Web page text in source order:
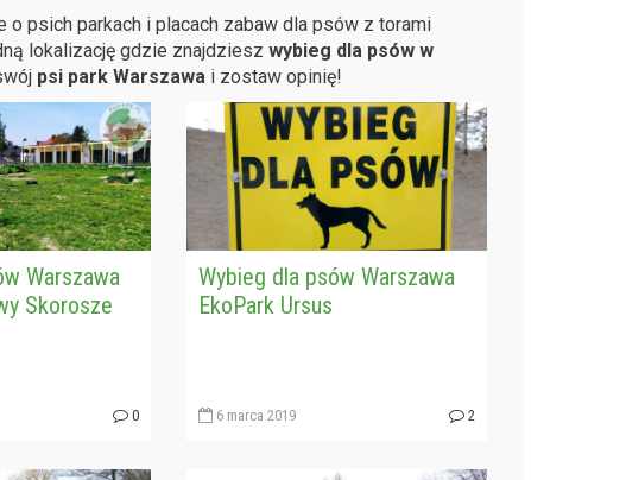
o psich parkach i placach zabaw dla psów z torami
lokalizację gdzie znajdziesz wybieg dla psów w
psi park Warszawai zostaw opinię!
Warszawa
Skorosze
0
Wybieg dla psów Warszawa
EkoPark Ursus
6 marca 2019 2